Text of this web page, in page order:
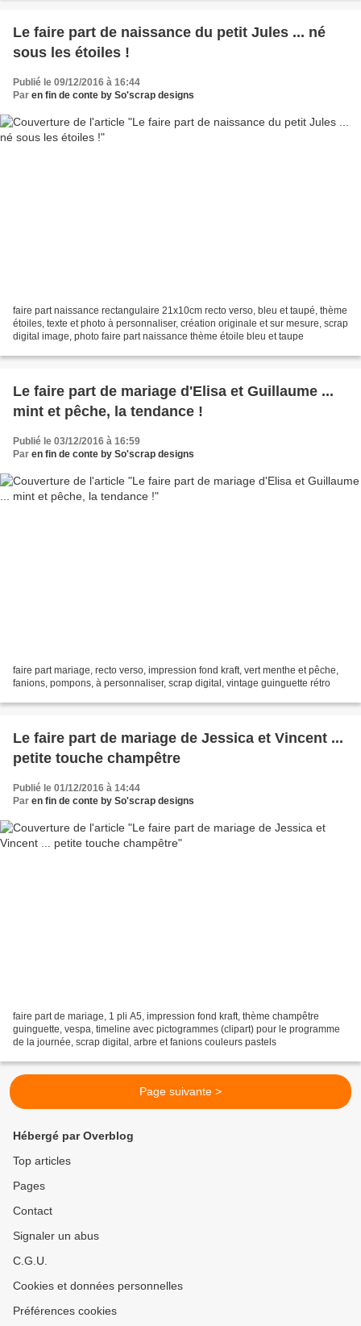
Le faire part de naissance du petit Jules ... né
sous les étoiles !
Publié le 09/12/2016 à 16:44
Par en fin de conte by So'scrap designs
faire part naissance rectangulaire 21x10cm recto verso, bleu et taupé, thème
étoiles, texte et photo à personnaliser, création originale et sur mesure, scrap
digital image, photo faire part naissance thème étoile bleu et taupe
Le faire part de mariage d'Elisa et Guillaume ...
mint et pêche, la tendance !
Publié le 03/12/2016 à 16:59
Par en fin de conte by So'scrap designs
faire part mariage, recto verso, impression fond kraft, vert menthe et pêche,
fanions, pompons, à personnaliser, scrap digital, vintage guinguette rétro
Le faire part de mariage de Jessica et Vincent ...
petite touche champêtre
Publié le 01/12/2016 à 14:44
Par en fin de conte by So'scrap designs
faire part de mariage, 1 pli A5, impression fond kraft, thème champêtre
guinguette, vespa, timeline avec pictogrammes (clipart) pour le programme
de la journée, scrap digital, arbre et fanions couleurs pastels
Page suivante >
Hébergé par Overblog
Top articles
Pages
Contact
Signaler un abus
C.G.U.
Cookies et données personnelles
Préférences cookies